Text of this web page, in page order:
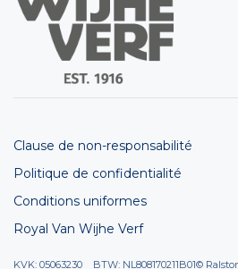
Clause de non-responsabilité
Politique de confidentialité
Conditions uniformes
Royal Van Wijhe Verf
KVK: 05063230 BTW: NL808170211B01©